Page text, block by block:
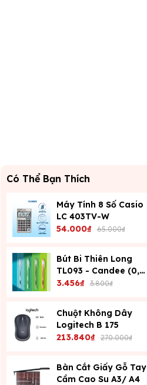
Có Thể Bạn Thích
Máy Tính 8 Số Casio
LC 403TV-W
54.000₫ 65.000₫
Bút Bi Thiên Long
TL093 - Candee (0,6
Mm) - Xanh
3.456₫ 3.800₫
Chuột Không Dây
Logitech B 175
213.840₫ 270.000₫
Bàn Cắt Giấy Gỗ Tay
Cầm Cao Su A3/ A4